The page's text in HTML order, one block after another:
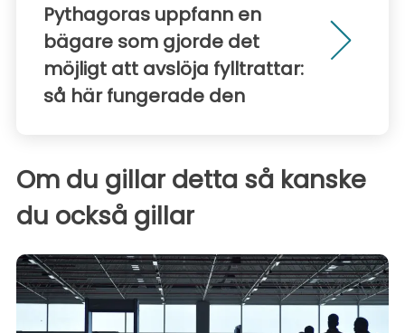
Pythagoras uppfann en
bägare som gjorde det
möjligt att avslöja fylltrattar:
så här fungerade den
Om du gillar detta så kanske
du också gillar